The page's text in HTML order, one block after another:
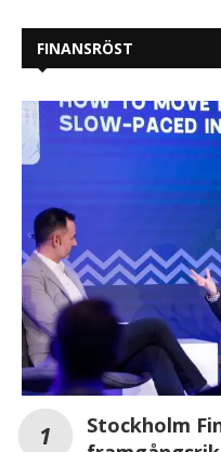
FINANSRÖST
Stockholm